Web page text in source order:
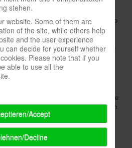
convincing a jury which included
and his wife Ursula, former Amigo
and spielbox editorChristof
for simplicity, problem-free
and sophistication. The winning
and is now included in the
which can be ordered
card "Even / Odd" is placed to
value. Depending on whether it
it is turned to the respective side. The
card is placed may now only contain
on what the card indicates. If a
card must be moved and placed in
and turned to the "even" or "odd"
stehen.
website. Some of them are
of the site, while others help
and the user experience
can decide for yourself whether
Please note that if you
able to use all the
Accept
Decline